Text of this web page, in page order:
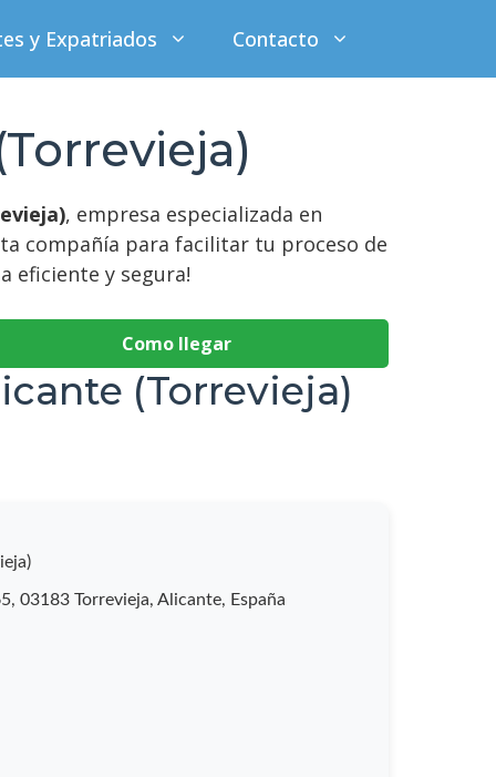
y Expatriados Contacto
, empresa especializada en
compañía para facilitar tu proceso de
eficiente y segura!
Como llegar
(Torrevieja)
03183 Torrevieja, Alicante, España